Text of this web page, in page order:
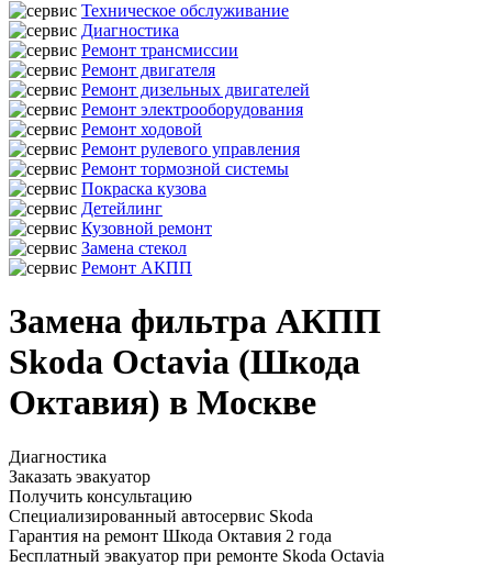
Техническое обслуживание
Диагностика
Ремонт трансмиссии
Ремонт двигателя
Ремонт дизельных двигателей
Ремонт электрооборудования
Ремонт ходовой
Ремонт рулевого управления
Ремонт тормозной системы
Покраска кузова
Детейлинг
Кузовной ремонт
Замена стекол
Ремонт АКПП
Замена фильтра АКПП
Skoda Octavia (Шкода
Октавия) в Москве
Диагностика
Заказать эвакуатор
Получить консультацию
Специализированный автосервис Skoda
Гарантия на ремонт Шкода Октавия 2 года
Бесплатный эвакуатор при ремонте Skoda Octavia